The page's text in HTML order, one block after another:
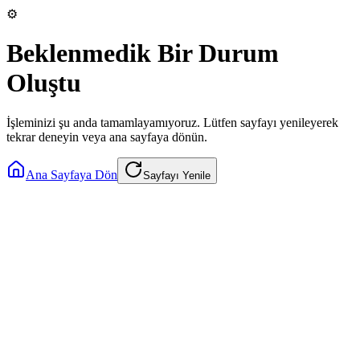
⚙️
Beklenmedik Bir Durum
Oluştu
İşleminizi şu anda tamamlayamıyoruz. Lütfen sayfayı yenileyerek
tekrar deneyin veya ana sayfaya dönün.
Ana Sayfaya Dön Sayfayı Yenile